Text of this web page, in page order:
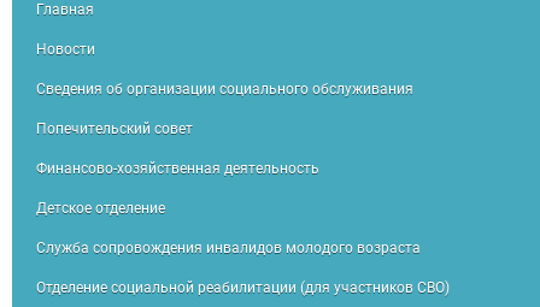
Главная
Новости
Сведения об организации социального обслуживания
Попечительский совет
Финансово-хозяйственная деятельность
Детское отделение
Служба сопровождения инвалидов молодого возраста
Отделение социальной реабилитации (для участников СВО)